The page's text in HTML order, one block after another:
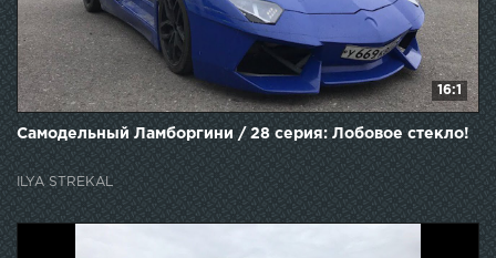
16:1
Самодельный Ламборгини / 28 серия: Лобовое стекло!
ILYA STREKAL